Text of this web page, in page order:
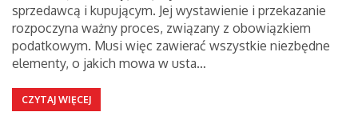
sprzedawcą i kupującym. Jej wystawienie i przekazanie
rozpoczyna ważny proces, związany z obowiązkiem
podatkowym. Musi więc zawierać wszystkie niezbędne
elementy, o jakich mowa w usta…
CZYTAJ WIĘCEJ